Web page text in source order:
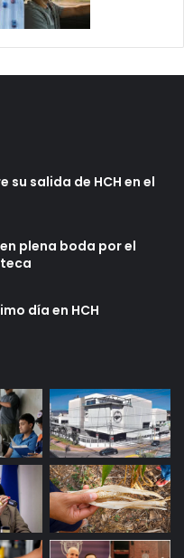
su salida de HCH en el
plena boda por el
día en HCH